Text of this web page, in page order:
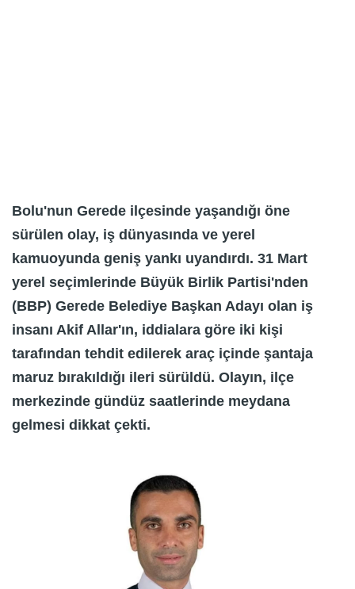
Bolu'nun Gerede ilçesinde yaşandığı öne
sürülen olay, iş dünyasında ve yerel
kamuoyunda geniş yankı uyandırdı. 31 Mart
yerel seçimlerinde Büyük Birlik Partisi'nden
(BBP) Gerede Belediye Başkan Adayı olan iş
insanı Akif Allar'ın, iddialara göre iki kişi
tarafından tehdit edilerek araç içinde şantaja
maruz bırakıldığı ileri sürüldü. Olayın, ilçe
merkezinde gündüz saatlerinde meydana
gelmesi dikkat çekti.